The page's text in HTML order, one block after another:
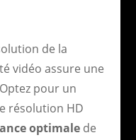
de la
vidéo assure une
pour un
résolution HD
optimalede